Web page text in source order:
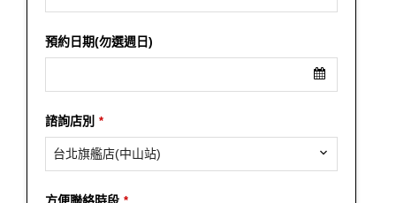
預約日期(勿選週日)
諮詢店別 *
台北旗艦店(中山站)